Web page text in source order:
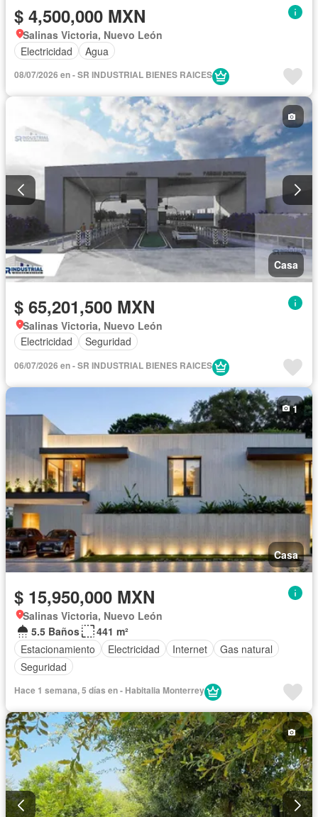
$ 4,500,000 MXN
Salinas Victoria, Nuevo León
Electricidad
Agua
08/07/2026 en - SR INDUSTRIAL BIENES RAICES
Casa
$ 65,201,500 MXN
Salinas Victoria, Nuevo León
Electricidad
Seguridad
06/07/2026 en - SR INDUSTRIAL BIENES RAICES
Casa
1
$ 15,950,000 MXN
Salinas Victoria, Nuevo León
5.5 Baños
441 m²
Estacionamiento
Electricidad Internet
Gas natural
Seguridad
Hace 1 semana, 5 días en - Habitalia Monterrey